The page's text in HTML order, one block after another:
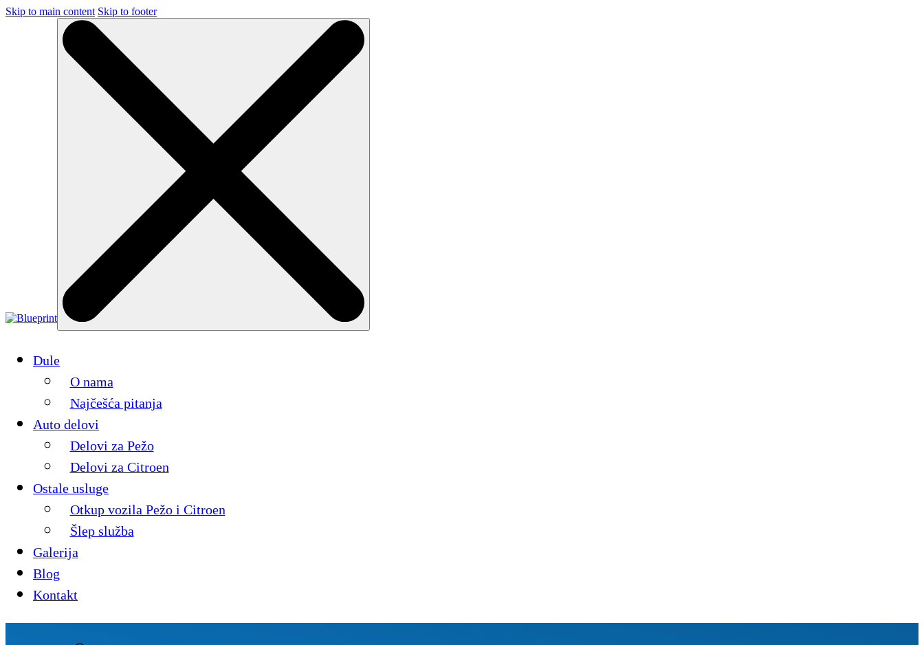
Skip to main content Skip to footer
Dule
O nama
Najčešća pitanja
Auto delovi
Delovi za Pežo
Delovi za Citroen
Ostale usluge
Otkup vozila Pežo i Citroen
Šlep služba
Galerija
Blog
Kontakt